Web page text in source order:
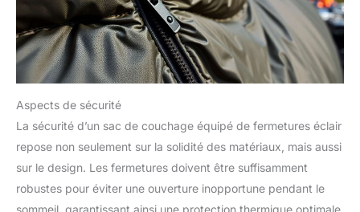
Aspects de sécurité
La sécurité d’un sac de couchage équipé de fermetures éclair
repose non seulement sur la solidité des matériaux, mais aussi
sur le design. Les fermetures doivent être suffisamment
robustes pour éviter une ouverture inopportune pendant le
sommeil, garantissant ainsi une protection thermique optimale.